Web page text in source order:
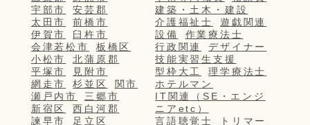
宇部市
安芸郡
太田市
前橋市
伊賀市
臼杵市
会津若松市
板橋区
小松市
北蒲原郡
平塚市
見附市
網走市
杉並区
関市
瀬戸内市
三郷市
新宿区
西白河郡
諫早市
足立区
建築・土木・建設
介護福祉士
遊戯関連
設備
作業療法士
行政関連
デザイナー
技能実習生支援
型枠大工
理学療法士
ホテルマン
IT関連（SE・エンジ
ニアetc）
言語聴覚士
トリマー